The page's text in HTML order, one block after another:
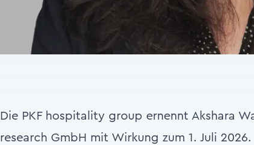
Die PKF hospitality group ernennt Akshara
research GmbH mit Wirkung zum 1. Juli